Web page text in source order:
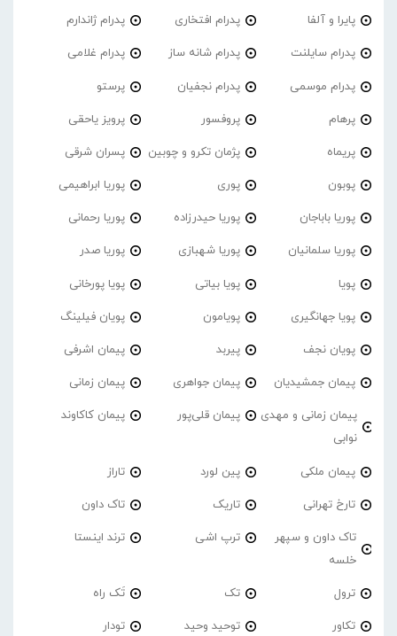
پایرا و آلفا پدرام افتخاری پدرام ژاندارم
پدرام‌ سایلنت پدرام شانه ساز پدرام غلامی
پدرام موسمی پدرام نجفیان پرستو
پرهام پروفسور پرویز یاحقی
پریماه پژمان تکرو و چوبین پسران شرقی
پوبون پوری پوریا ابراهیمی
پوریا باباجان پوریا حیدرزاده پوریا رحمانی
پوریا سلمانیان پوریا شهبازی پوریا صدر
پویا پویا بیاتی پویا پورخانی
پویا جهانگیری پویامون پویان فیلینگ
پویان نجف پیربد پیمان اشرفی
پیمان جمشیدیان پیمان جواهری پیمان زمانی
پیمان زمانی و مهدی
نوابی
پیمان قلی‌پور پیمان کاکاوند
پیمان ملکی پین لورد تاراز
تارخ تهرانی تاریک تاک داون
تاک داون و سپهر
خلسه
ترپ اشی ترند اینستا
ترول تک تَک راه
تکاور توحید وحید تودار